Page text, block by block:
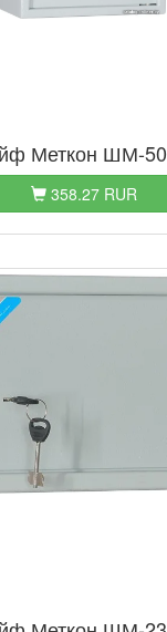
Меткон ШМ-50
358.27 RUR